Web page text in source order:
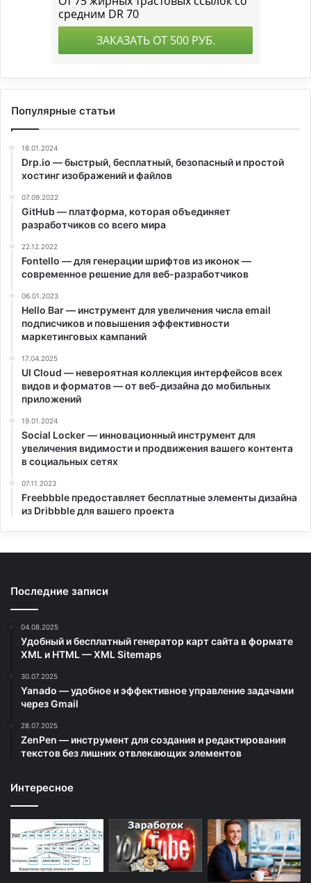
Популярные статьи
18.01.2024
Drp.io — быстрый, бесплатный, безопасный и простой
хостинг изображений и файлов
07.09.2022
GitHub — платформа, которая объединяет
разработчиков со всего мира
22.12.2022
Fontello — для генерации шрифтов из иконок —
современное решение для веб-разработчиков
06.01.2023
Hello Bar — инструмент для увеличения числа email
подписчиков и повышения эффективности
маркетинговых кампаний
17.04.2025
UI Cloud — невероятная коллекция интерфейсов всех
видов и форматов — от веб-дизайна до мобильных
приложений
19.01.2024
Social Locker — инновационный инструмент для
увеличения видимости и продвижения вашего контента
в социальных сетях
07.11.2023
Freebbble предоставляет бесплатные элементы дизайна
из Dribbble для вашего проекта
Последние записи
04.08.2025
Удобный и бесплатный генератор карт сайта в формате
XML и HTML — XML Sitemaps
30.07.2025
Yanado — удобное и эффективное управление задачами
через Gmail
28.07.2025
ZenPen — инструмент для создания и редактирования
текстов без лишних отвлекающих элементов
Интересное